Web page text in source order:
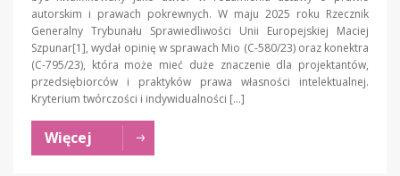
autorskim i prawach pokrewnych. W maju 2025 roku Rzecznik
Generalny Trybunału Sprawiedliwości Unii Europejskiej Maciej
Szpunar[1], wydał opinię w sprawach Mio (C-580/23) oraz konektra
(C-795/23), która może mieć duże znaczenie dla projektantów,
przedsiębiorców i praktyków prawa własności intelektualnej.
Kryterium twórczości i indywidualności […]
Więcej